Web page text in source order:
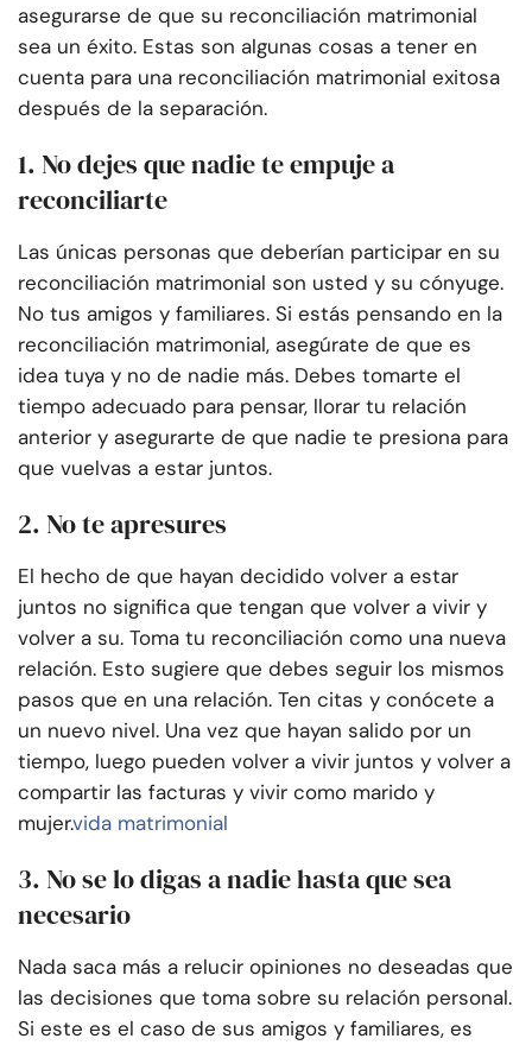
asegurarse de que su reconciliación matrimonial
sea un éxito. Estas son algunas cosas a tener en
cuenta para una reconciliación matrimonial exitosa
después de la separación.
1. No dejes que nadie te empuje a
reconciliarte
Las únicas personas que deberían participar en su
reconciliación matrimonial son usted y su cónyuge.
No tus amigos y familiares. Si estás pensando en la
reconciliación matrimonial, asegúrate de que es
idea tuya y no de nadie más. Debes tomarte el
tiempo adecuado para pensar, llorar tu relación
anterior y asegurarte de que nadie te presiona para
que vuelvas a estar juntos.
2. No te apresures
El hecho de que hayan decidido volver a estar
juntos no significa que tengan que volver a vivir y
volver a su. Toma tu reconciliación como una nueva
relación. Esto sugiere que debes seguir los mismos
pasos que en una relación. Ten citas y conócete a
un nuevo nivel. Una vez que hayan salido por un
tiempo, luego pueden volver a vivir juntos y volver a
compartir las facturas y vivir como marido y
mujer.vida matrimonial
3. No se lo digas a nadie hasta que sea
necesario
Nada saca más a relucir opiniones no deseadas que
las decisiones que toma sobre su relación personal.
Si este es el caso de sus amigos y familiares, es